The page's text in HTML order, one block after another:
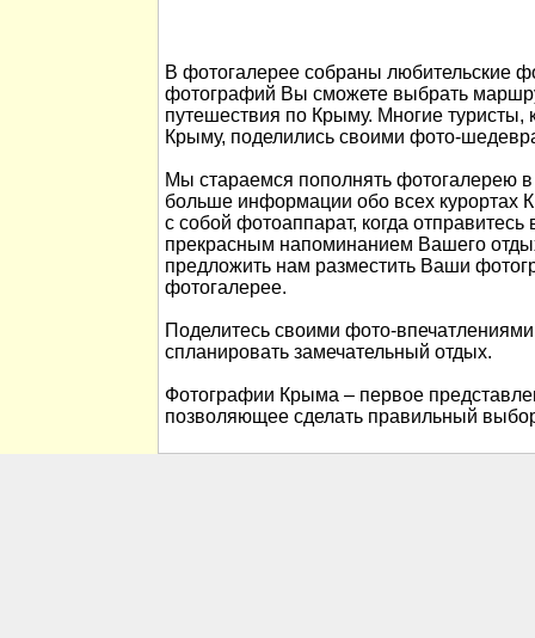
В фотогалерее собраны любительские
фотографий Вы сможете выбрать
путешествия по Крыму. Многие туристы,
Крыму, поделились своими фото-
Мы стараемся пополнять фотогалерею
больше информации обо всех курортах
с собой фотоаппарат, когда
прекрасным напоминанием Вашего
предложить нам разместить Ваши
фотогалерее.
Поделитесь своими фото-
спланировать замечательный отдых.
Фотографии Крыма – первое
позволяющее сделать правильный